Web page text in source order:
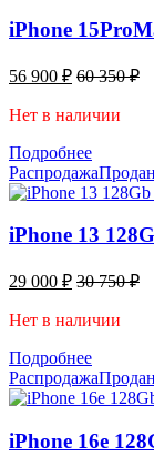
iPhone
56 900 ₽ 60 350₽
Нет в наличии
Подробнее
Распродажа
iPhone 13
29 000 ₽ 30 750₽
Нет в наличии
Подробнее
Распродажа
iPhone 16e